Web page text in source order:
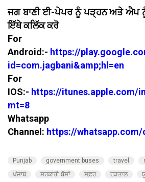
ਜਗ ਬਾਣੀ ਈ-ਪੇਪਰ ਨੂੰ ਪੜ੍ਹਨ ਅਤੇ ਐਪ
ਇੱਥੇ ਕਲਿੱਕ ਕਰੋ
For
Android:- https://
id=com.jagbani&amp;hl=en
For
IOS:- https://itunes.apple.com/
mt=8
Whatsapp
Channel: https://whatsapp.com/
Punjab government buses travel
ਪੰਜਾਬ
ਸਰਕਾਰੀ ਬੱਸਾਂ ਸਫ਼ਰ ਹੜਤਾਲ